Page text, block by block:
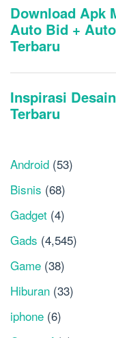
Android (53)
Bisnis (68)
Gadget (4)
Gads (4,545)
Game (38)
Hiburan (33)
iphone (6)